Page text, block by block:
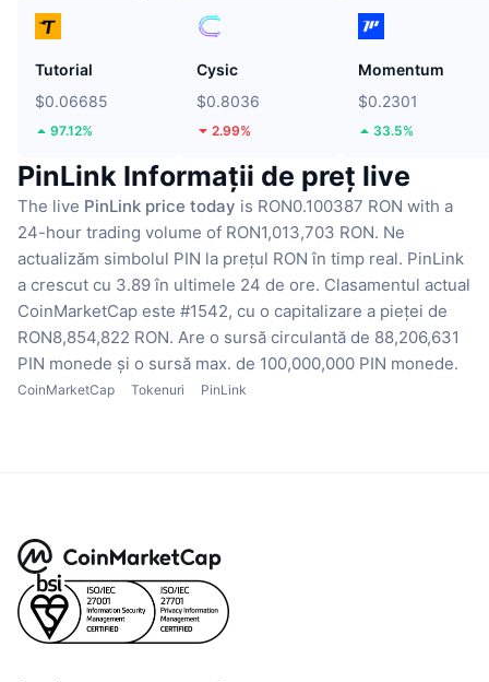
Tutorial
$0.06685
97.12%
Cysic
$0.8036
2.99%
Momentum
$0.2301
33.5%
PinLink Informații de preț live
The live PinLink price today is RON0.100387 RON with a
24-hour trading volume of RON1,013,703 RON. Ne
actualizăm simbolul PIN la prețul RON în timp real. PinLink
a crescut cu 3.89 în ultimele 24 de ore. Clasamentul actual
CoinMarketCap este #1542, cu o capitalizare a pieței de
RON8,854,822 RON. Are o sursă circulantă de 88,206,631
PIN monede și o sursă max. de 100,000,000 PIN monede.
CoinMarketCap Tokenuri PinLink